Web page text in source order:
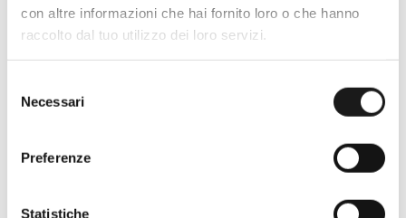
con altre informazioni che hai fornito loro o che hanno
raccolto dal tuo utilizzo dei loro servizi.
delNecessari
Preferenze
Statistiche
per amanti dell’outdoor a Roma e nel